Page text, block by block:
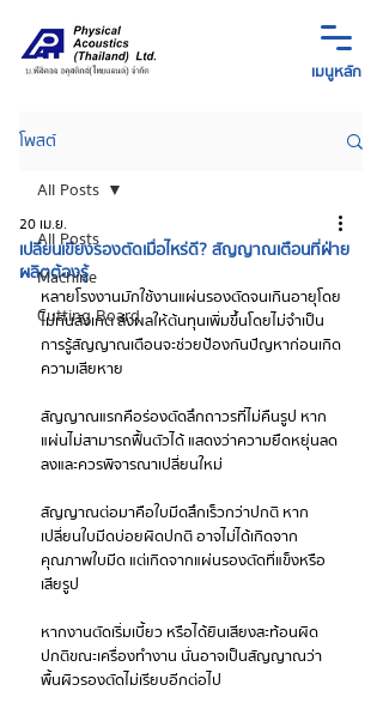
เมนูหลัก
โพสต์
All Posts
Machine
Cutting Board
All Posts
เปลี่ยนเขียงรองตัดเมื่อไหร่ดี? สัญญาณเตือนที่ฝ่าย
ผลิตต้องรู้
20 เม.ย.
หลายโรงงานมักใช้งานแผ่นรองตัดจนเกินอายุโดย
ไม่ทันสังเกต ส่งผลให้ต้นทุนเพิ่มขึ้นโดยไม่จำเป็น
การรู้สัญญาณเตือนจะช่วยป้องกันปัญหาก่อนเกิด
ความเสียหาย
สัญญาณแรกคือร่องตัดลึกถาวรที่ไม่คืนรูป หาก
แผ่นไม่สามารถฟื้นตัวได้ แสดงว่าความยืดหยุ่นลด
ลงและควรพิจารณาเปลี่ยนใหม่
สัญญาณต่อมาคือใบมีดสึกเร็วกว่าปกติ หาก
เปลี่ยนใบมีดบ่อยผิดปกติ อาจไม่ได้เกิดจาก
คุณภาพใบมีด แต่เกิดจากแผ่นรองตัดที่แข็งหรือ
เสียรูป
หากงานตัดเริ่มเบี้ยว หรือได้ยินเสียงสะท้อนผิด
ปกติขณะเครื่องทำงาน นั่นอาจเป็นสัญญาณว่า
พื้นผิวรองตัดไม่เรียบอีกต่อไป